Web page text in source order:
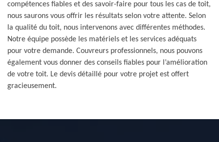
compétences fiables et des savoir-faire pour tous les cas de toit,
nous saurons vous offrir les résultats selon votre attente. Selon
la qualité du toit, nous intervenons avec différentes méthodes.
Notre équipe possède les matériels et les services adéquats
pour votre demande. Couvreurs professionnels, nous pouvons
également vous donner des conseils fiables pour l’amélioration
de votre toit. Le devis détaillé pour votre projet est offert
gracieusement.